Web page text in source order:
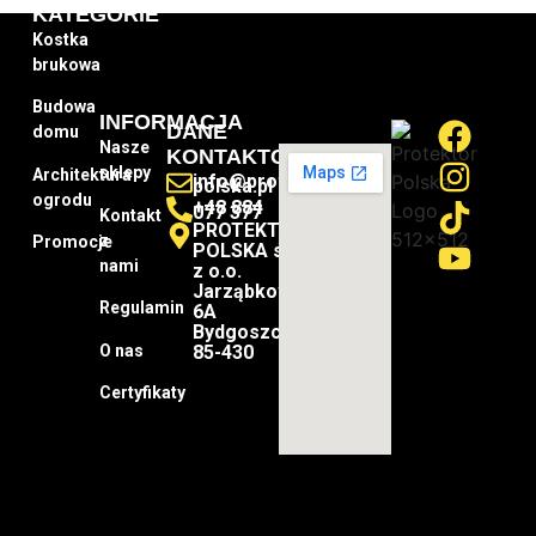
KATEGORIE
Kostka
brukowa
Budowa
domu
Architektura
ogrodu
Promocje
INFORMACJA
Nasze
sklepy
Kontakt
z
nami
Regulamin
O nas
Certyfikaty
DANE
KONTAKTOWE
info@protektor-
polska.pl
+48 884
077 377
PROTEKTOR-
POLSKA sp.
z o.o.
Jarząbkowa
6A
Bydgoszcz
85-430